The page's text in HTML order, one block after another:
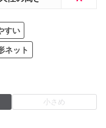
すい
ネット
小さめ